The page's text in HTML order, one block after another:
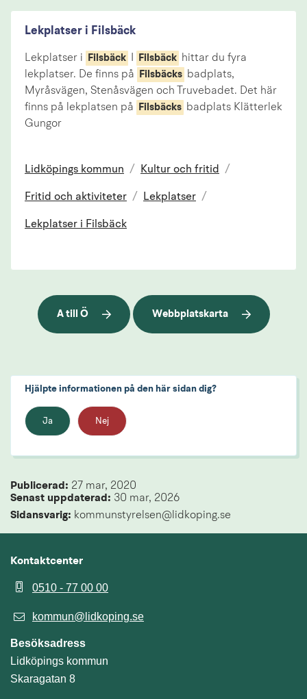
Lekplatser i Filsbäck
Lekplatser i Filsbäck Filsbäck hittar du fyra
lekplatser. De finns på
Filsbäcks badplats,
Myråsvägen, Stenåsvägen och Truvebadet. Det här
finns på lekplatsen på
Filsbäcks badplats Klätterlek
Gungor
Lidköpings kommun / Kultur och fritid /
Fritid och aktiviteter / Lekplatser /
Lekplatser i Filsbäck
A till Ö Webbplatskarta
Hjälpte informationen på den här sidan dig?
Ja Nej
Publicerad: 27 mar, 2020
Senast uppdaterad: 30 mar, 2026
Sidansvarig: kommunstyrelsen@lidkoping.se
Kontaktcenter
0510 - 77 00 00
kommun@lidkoping.se
Besöksadress
Lidköpings kommun
Skaragatan 8